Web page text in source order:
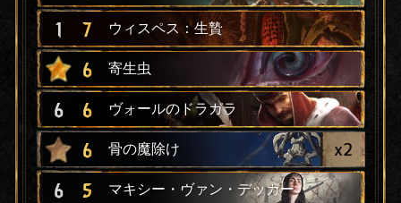
1 7 ウィスペス：生贄
6 寄生虫
6 6 ヴォールのドラガラ
6 骨の魔除け x2
6 5 マキシー・ヴァン・デッカー